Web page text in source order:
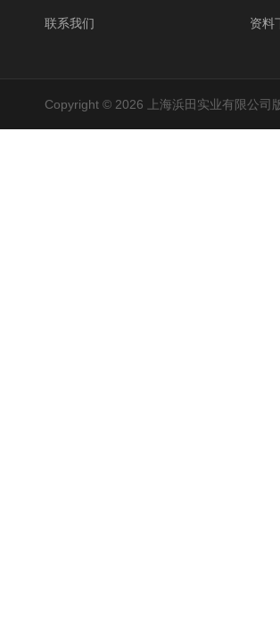
联系我们 资料
Copyright © 2026 上海浜田实业有限公司